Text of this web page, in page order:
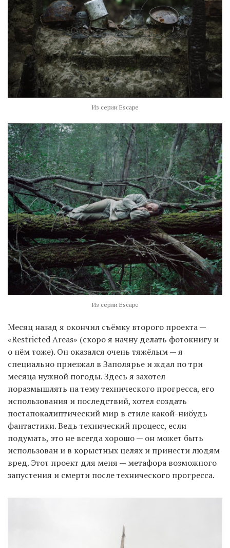
Из серии Escape
Из серии Escape
Месяц назад я окончил съёмку второго проекта —
«Restricted Areas» (скоро я начну делать фотокнигу и
о нём тоже). Он оказался очень тяжёлым — я
специально приезжал в Заполярье и ждал по три
месяца нужной погоды. Здесь я захотел
поразмышлять на тему технического прогресса, его
использования и последствий, хотел создать
постапокалиптический мир в стиле какой-нибудь
фантастики. Ведь технический процесс, если
подумать, это не всегда хорошо — он может быть
использован и в корыстных целях и принести людям
вред. Этот проект для меня — метафора возможного
запустения и смерти после технического прогресса.